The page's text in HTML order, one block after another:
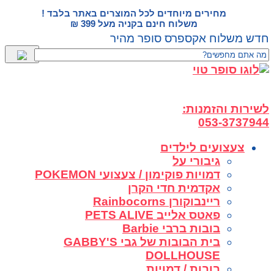
מחירים מיוחדים לכל המוצרים באתר בלבד !
משלוח חינם בקניה מעל 399 ₪
חדש משלוח אקספרס סופר מהיר
לשירות והזמנות:
053-3737944
צעצועים לילדים
גיבורי על
דמויות פוקימון / צעצועי POKEMON
אקדמית חדי הקרן
ריינבוקורן Rainbocorns
פאטס אלייב PETS ALIVE
בובות ברבי Barbie
בית הבובות של גבי GABBY'S
DOLLHOUSE